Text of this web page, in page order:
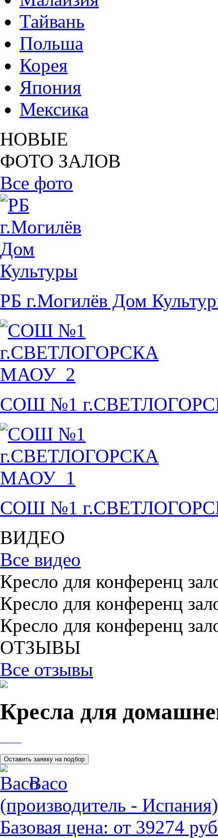
Тайвань
Польша
Корея
Япония
Мексика
НОВЫЕ
ФОТО ЗАЛОВ
Все фото
РБ г.Могилёв Дом
СОШ №1
СОШ №1
ВИДЕО
Все видео
Кресло для конференц
Кресло для конференц
Кресло для конференц
ОТЗЫВЫ
Все отзывы
Кресла для
Baco
(производитель - Испания)
Базовая цена: от 39274